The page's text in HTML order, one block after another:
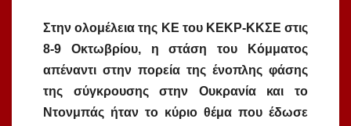
Στην ολομέλεια της ΚΕ του ΚΕΚΡ-ΚΚΣΕ στις
8-9 Οκτωβρίου, η στάση του Κόμματος
απέναντι στην πορεία της ένοπλης φάσης
της σύγκρουσης στην Ουκρανία και το
Ντονμπάς ήταν το κύριο θέμα που έδωσε